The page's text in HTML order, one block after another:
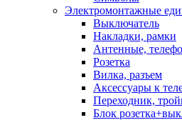
Электромонтажные
Выключатель
Накладки, рамки
Антенные,
Розетка
Вилка, разъем
Аксессуары к
Переходник,
Блок